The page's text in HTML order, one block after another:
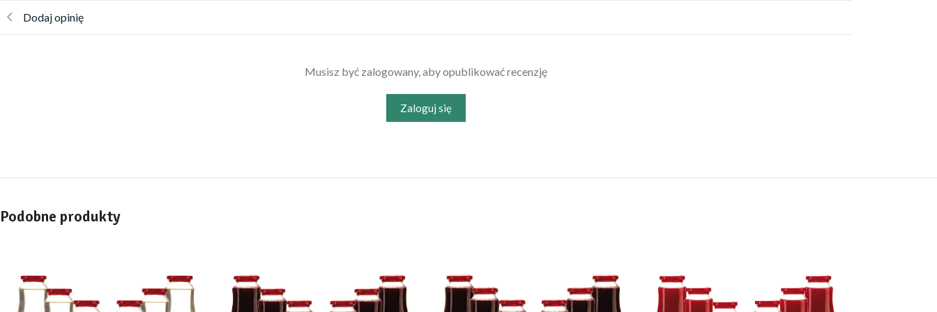
Dodaj opinię
Musisz być zalogowany, aby opublikować recenzję
Zaloguj się
Podobne produkty